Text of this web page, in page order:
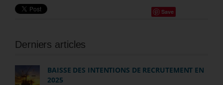
Save
Derniers articles
BAISSE DES INTENTIONS DE RECRUTEMENT EN
2025